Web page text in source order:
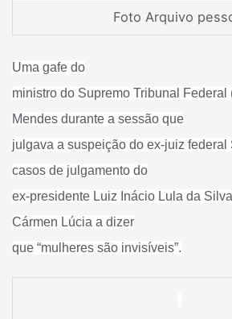
Foto Arquivo
Uma gafe do
ministro do Supremo Tribunal Federal
Mendes durante a sessão que
julgava a suspeição do ex-juiz federal
casos de julgamento do
ex-presidente Luiz Inácio Lula da
Cármen Lúcia a dizer
que “mulheres são invisíveis”.